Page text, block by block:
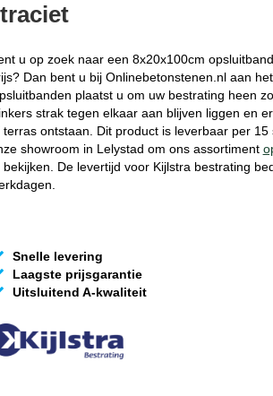
u op zoek naar een 8x20x100cm
Dan bent u bij Onlinebetonstenen.nl aan
plaatst u om uw bestrating heen
strak tegen elkaar aan blijven liggen en
terras ontstaan. Dit product is leverbaar per 15
showroom in Lelystad om ons assortiment
bekijken. De levertijd voor Kijlstra bestrating
Snelle levering
Laagste prijsgarantie
Uitsluitend A-kwaliteit